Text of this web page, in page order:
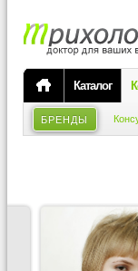
Каталог
БРЕНДЫ